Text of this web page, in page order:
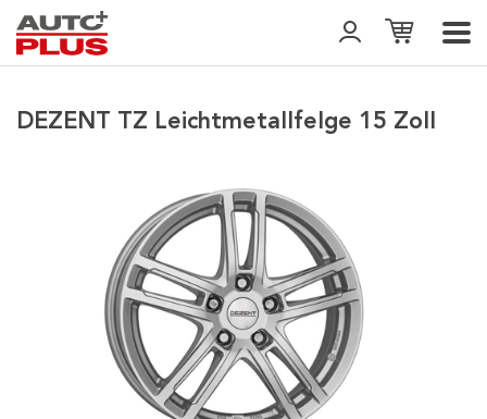
DEZENT TZ Leichtmetallfelge 15 Zoll